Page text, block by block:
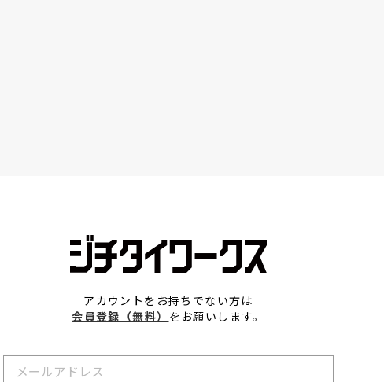
アカウントをお持ちでない方は
会員登録（無料） をお願いします。